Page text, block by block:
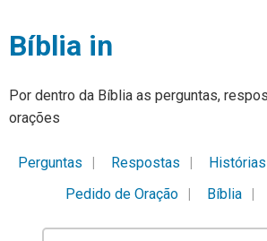
Bíblia in
Por dentro da Bíblia as perguntas,
orações
Perguntas Respostas Histórias
Pedido de Oração
Bíblia